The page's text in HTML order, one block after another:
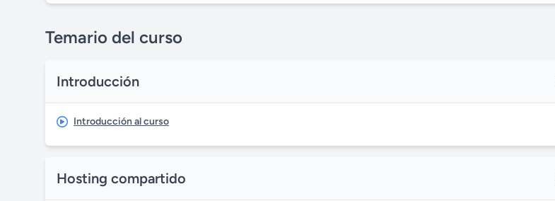
Temario del curso
Introducción
Introducción al curso
Hosting compartido